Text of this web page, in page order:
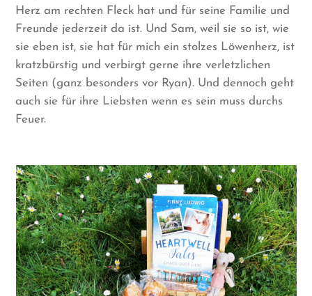
Herz am rechten Fleck hat und für seine Familie und
Freunde jederzeit da ist. Und Sam, weil sie so ist, wie
sie eben ist, sie hat für mich ein stolzes Löwenherz, ist
kratzbürstig und verbirgt gerne ihre verletzlichen
Seiten (ganz besonders vor Ryan). Und dennoch geht
auch sie für ihre Liebsten wenn es sein muss durchs
Feuer.